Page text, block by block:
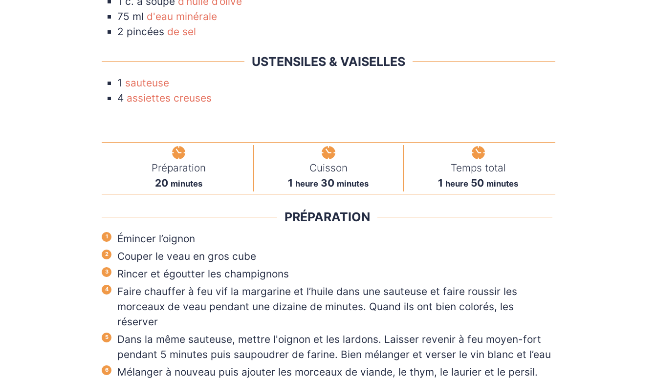
75 ml d'eau minérale
2 pincées de sel
USTENSILES & VAISELLES
1 sauteuse
4 assiettes creuses
Préparation
20 minutes
Cuisson
1 heure 30 minutes
Temps total
1 heure 50 minutes
PRÉPARATION
Émincer l’oignon
Couper le veau en gros cube
Rincer et égoutter les champignons
Faire chauffer à feu vif la margarine et l’huile dans une sauteuse et faire roussir les
morceaux de veau pendant une dizaine de minutes. Quand ils ont bien colorés, les
réserver
Dans la même sauteuse, mettre l'oignon et les lardons. Laisser revenir à feu moyen-fort
pendant 5 minutes puis saupoudrer de farine. Bien mélanger et verser le vin blanc et l’eau
Mélanger à nouveau puis ajouter les morceaux de viande, le thym, le laurier et le persil.